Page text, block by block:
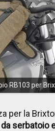
RB103 per
per la
serbatoio